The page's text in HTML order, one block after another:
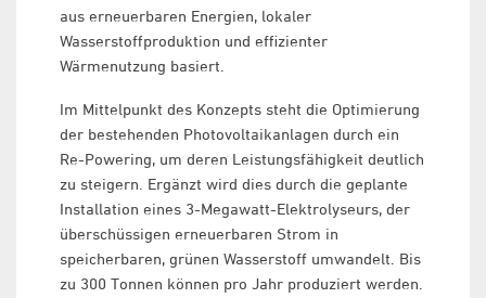
aus erneuerbaren Energien, lokaler
Wasserstoffproduktion und effizienter
Wärmenutzung basiert.
Im Mittelpunkt des Konzepts steht die Optimierung
der bestehenden Photovoltaikanlagen durch ein
Re-Powering, um deren Leistungsfähigkeit deutlich
zu steigern. Ergänzt wird dies durch die geplante
Installation eines 3-Megawatt-Elektrolyseurs, der
überschüssigen erneuerbaren Strom in
speicherbaren, grünen Wasserstoff umwandelt. Bis
zu 300 Tonnen können pro Jahr produziert werden.